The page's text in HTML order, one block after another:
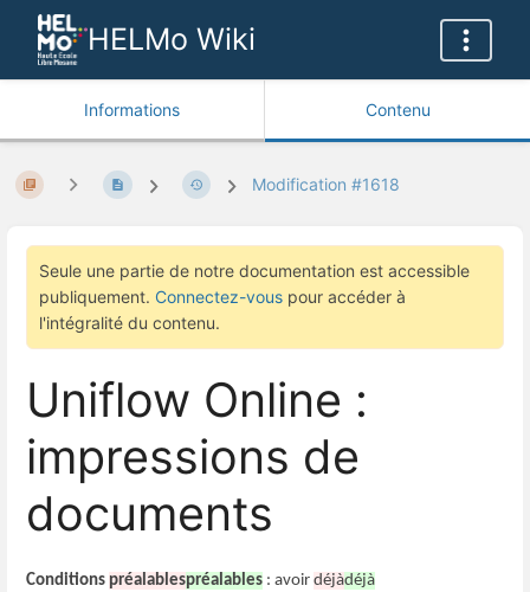
HELMo Wiki
Informations Contenu
Modification #1618
Seule une partie de notre documentation est accessible
publiquement. Connectez-vous pour accéder à
l'intégralité du contenu.
Uniflow Online :
impressions de
documents
Conditions préalablespréalables : avoir déjàdéjà